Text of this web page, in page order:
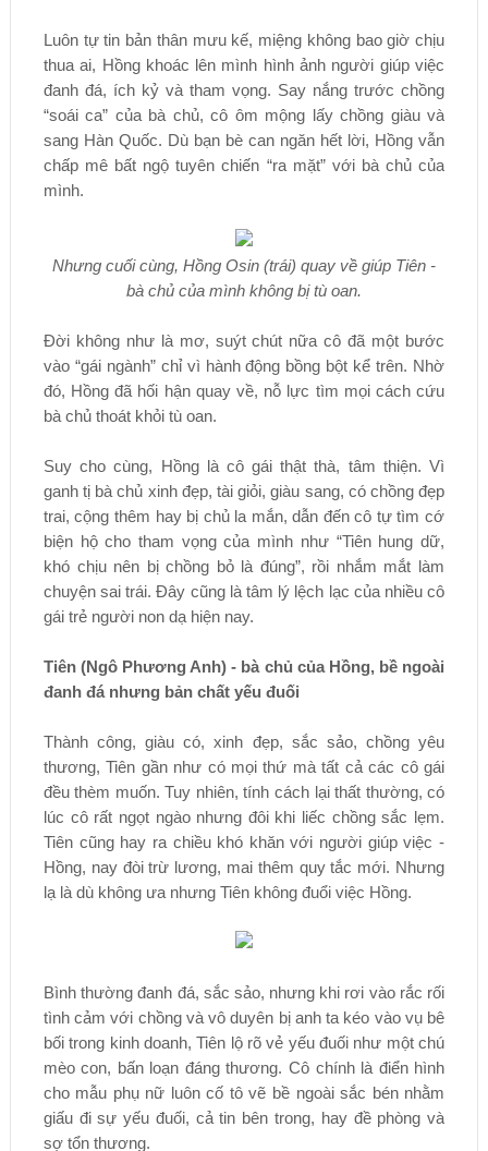
Luôn tự tin bản thân mưu kế, miệng không bao giờ chịu
thua ai, Hồng khoác lên mình hình ảnh người giúp việc
đanh đá, ích kỷ và tham vọng. Say nắng trước chồng
“soái ca” của bà chủ, cô ôm mộng lấy chồng giàu và
sang Hàn Quốc. Dù bạn bè can ngăn hết lời, Hồng vẫn
chấp mê bất ngộ tuyên chiến “ra mặt” với bà chủ của
mình.
Nhưng cuối cùng, Hồng Osin (trái) quay về giúp Tiên -
bà chủ của mình không bị tù oan.
Đời không như là mơ, suýt chút nữa cô đã một bước
vào “gái ngành” chỉ vì hành động bồng bột kể trên. Nhờ
đó, Hồng đã hối hận quay về, nỗ lực tìm mọi cách cứu
bà chủ thoát khỏi tù oan.
Suy cho cùng, Hồng là cô gái thật thà, tâm thiện. Vì
ganh tị bà chủ xinh đẹp, tài giỏi, giàu sang, có chồng đẹp
trai, cộng thêm hay bị chủ la mắn, dẫn đến cô tự tìm cớ
biện hộ cho tham vọng của mình như “Tiên hung dữ,
khó chịu nên bị chồng bỏ là đúng”, rồi nhắm mắt làm
chuyện sai trái. Đây cũng là tâm lý lệch lạc của nhiều cô
gái trẻ người non dạ hiện nay.
Tiên (Ngô Phương Anh) - bà chủ của Hồng, bề ngoài
đanh đá nhưng bản chất yếu đuối
Thành công, giàu có, xinh đẹp, sắc sảo, chồng yêu
thương, Tiên gần như có mọi thứ mà tất cả các cô gái
đều thèm muốn. Tuy nhiên, tính cách lại thất thường, có
lúc cô rất ngọt ngào nhưng đôi khi liếc chồng sắc lẹm.
Tiên cũng hay ra chiều khó khăn với người giúp việc -
Hồng, nay đòi trừ lương, mai thêm quy tắc mới. Nhưng
lạ là dù không ưa nhưng Tiên không đuổi việc Hồng.
Bình thường đanh đá, sắc sảo, nhưng khi rơi vào rắc rối
tình cảm với chồng và vô duyên bị anh ta kéo vào vụ bê
bối trong kinh doanh, Tiên lộ rõ vẻ yếu đuối như một chú
mèo con, bấn loạn đáng thương. Cô chính là điển hình
cho mẫu phụ nữ luôn cố tô vẽ bề ngoài sắc bén nhằm
giấu đi sự yếu đuối, cả tin bên trong, hay đề phòng và
sợ tổn thương.